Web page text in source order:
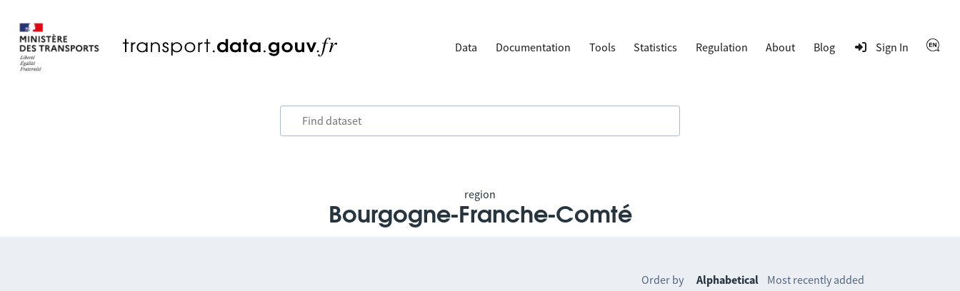
Data Documentation Tools Statistics Regulation About Blog Sign In
region
Bourgogne-Franche-Comté
Order by Alphabetical Most recently added